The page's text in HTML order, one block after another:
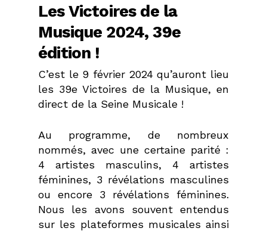
Les Victoires de la
Musique 2024, 39e
édition !
C’est le 9 février 2024 qu’auront lieu
les 39e Victoires de la Musique, en
direct de la Seine Musicale !
Au programme, de nombreux
nommés, avec une certaine parité :
4 artistes masculins, 4 artistes
féminines, 3 révélations masculines
ou encore 3 révélations féminines.
Nous les avons souvent entendus
sur les plateformes musicales ainsi